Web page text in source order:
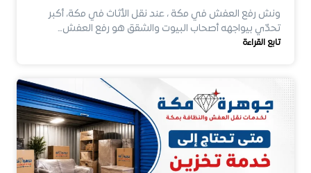
ونش رفع العفش في مكة ، عند نقل الأثاث في مكة، أكبر
تحدّي بيواجهه أصحاب البيوت والشقق هو رفع العفش…
تابع القراءة